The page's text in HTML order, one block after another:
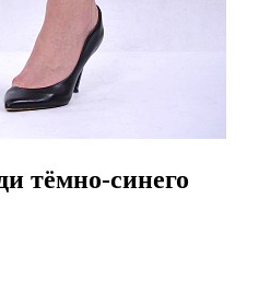
тёмно-синего